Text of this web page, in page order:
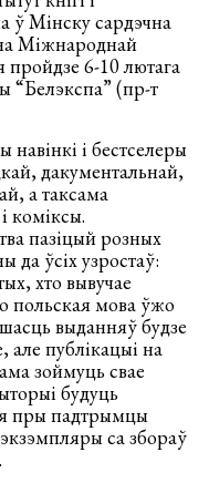
ў Мінску сардэчна
Міжнароднай
6-10 лютага
“Белэкспа” (пр-т
навінкі і бестселеры
дакументальнай,
а таксама
коміксы.
пазіцый розных
да ўсіх узростаў:
хто вывучае
польская мова ўжо
выданняў будзе
але публікацыі на
зоймуць свае
будуць
пры падтрымцы
са збораў